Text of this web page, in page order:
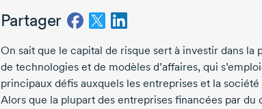
Partager
On sait que le capital de risque sert à investir dans la
de technologies et de modèles d’affaires, qui
principaux défis auxquels les entreprises et la
Alors que la plupart des entreprises financées par du